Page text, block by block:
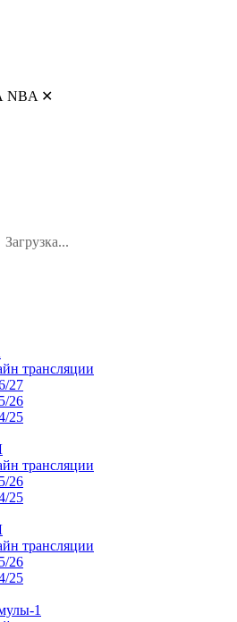
✕
Загрузка...
трансляции
27
26
25
трансляции
26
25
трансляции
26
25
1